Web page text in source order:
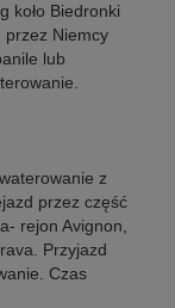
koło Biedronki
przez Niemcy
lub
z
przez część
rejon Avignon,
Przyjazd
Czas